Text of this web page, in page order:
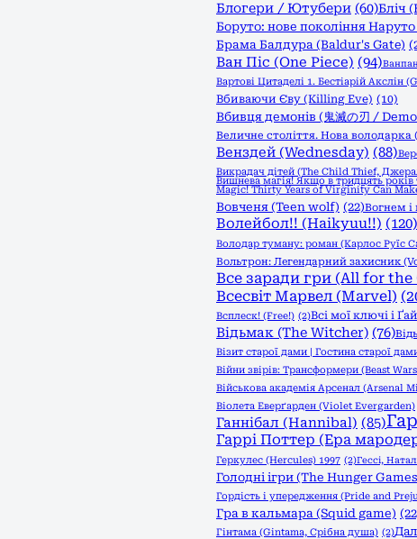
Блогери / Ютубери (60)Бліч
Боруто: нове покоління
Брама Балдура (Baldur's Gate)
Ван Піс (One Piece) (94)
Вартові Цитаделі 1. Бестіарій
Вбиваючи Єву (Killing Eve) (10)
Вбивця демонів (鬼滅の刃 /
Величне століття. Нова володарка
Венздей (Wednesday) (88)
Викрадач дітей (The Child Thief,
Вишнева магія! Якщо в тридцять
Magic! Thirty Years of Virginity Can
Вовченя (Teen wolf) (22)Вогнем
Волейбол!! (Haikyuu!!) (120)
Володар туману: роман (Карлос Руїс
Вольтрон: Легендарний захисник
Все заради гри (All for the
Всесвіт Марвел (Marvel)
Всплеск! (Free!) (2)Всі мої ключі і
Відьмак (The Witcher) (76)
Візит старої дами | Гостина старої
Війни звірів: Трансформери (Beast
Військова академія Арсенал (Arsenal
Віолета Еверґарден (Violet Evergarden)
Ганнібал (Hannibal) (85)
Гаррі Поттер (Ера
Геркулес (Hercules) 1997 (2)Гессі,
Голодні ігри (The Hunger
Гордість і упередження (Pride and
Гра в кальмара (Squid game)
Гінтама (Gintama, Срібна душа) (2)